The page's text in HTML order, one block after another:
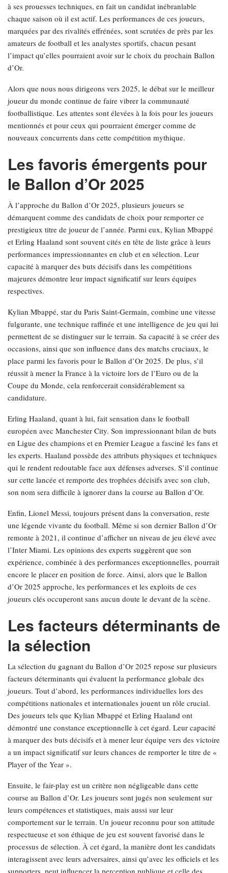
à ses prouesses techniques, en fait un candidat inébranlable
chaque saison où il est actif. Les performances de ces joueurs,
marquées par des rivalités effrénées, sont scrutées de près par les
amateurs de football et les analystes sportifs, chacun pesant
l’impact qu’elles pourraient avoir sur le choix du prochain Ballon
d’Or.
Alors que nous nous dirigeons vers 2025, le débat sur le meilleur
joueur du monde continue de faire vibrer la communauté
footballistique. Les attentes sont élevées à la fois pour les joueurs
mentionnés et pour ceux qui pourraient émerger comme de
nouveaux concurrents dans cette compétition mythique.
Les favoris émergents pour
le Ballon d’Or 2025
À l’approche du Ballon d’Or 2025, plusieurs joueurs se
démarquent comme des candidats de choix pour remporter ce
prestigieux titre de joueur de l’année. Parmi eux, Kylian Mbappé
et Erling Haaland sont souvent cités en tête de liste grâce à leurs
performances impressionnantes en club et en sélection. Leur
capacité à marquer des buts décisifs dans les compétitions
majeures démontre leur impact significatif sur leurs équipes
respectives.
Kylian Mbappé, star du Paris Saint-Germain, combine une vitesse
fulgurante, une technique raffinée et une intelligence de jeu qui lui
permettent de se distinguer sur le terrain. Sa capacité à se créer des
occasions, ainsi que son influence dans des matchs cruciaux, le
place parmi les favoris pour le Ballon d’Or 2025. De plus, s’il
réussit à mener la France à la victoire lors de l’Euro ou de la
Coupe du Monde, cela renforcerait considérablement sa
candidature.
Erling Haaland, quant à lui, fait sensation dans le football
européen avec Manchester City. Son impressionnant bilan de buts
en Ligue des champions et en Premier League a fasciné les fans et
les experts. Haaland possède des attributs physiques et techniques
qui le rendent redoutable face aux défenses adverses. S’il continue
sur cette lancée et remporte des trophées décisifs avec son club,
son nom sera difficile à ignorer dans la course au Ballon d’Or.
Enfin, Lionel Messi, toujours présent dans la conversation, reste
une légende vivante du football. Même si son dernier Ballon d’Or
remonte à 2021, il continue d’afficher un niveau de jeu élevé avec
l’Inter Miami. Les opinions des experts suggèrent que son
expérience, combinée à des performances exceptionnelles, pourrait
encore le placer en position de force. Ainsi, alors que le Ballon
d’Or 2025 approche, les performances et les exploits de ces
joueurs clés occuperont sans aucun doute le devant de la scène.
Les facteurs déterminants de
la sélection
La sélection du gagnant du Ballon d’Or 2025 repose sur plusieurs
facteurs déterminants qui évaluent la performance globale des
joueurs. Tout d’abord, les performances individuelles lors des
compétitions nationales et internationales jouent un rôle crucial.
Des joueurs tels que Kylian Mbappé et Erling Haaland ont
démontré une constance exceptionnelle à cet égard. Leur capacité
à marquer des buts décisifs et à mener leur équipe vers des victoire
a un impact significatif sur leurs chances de remporter le titre de «
Player of the Year ».
Ensuite, le fair-play est un critère non négligeable dans cette
course au Ballon d’Or. Les joueurs sont jugés non seulement sur
leurs compétences et statistiques, mais aussi sur leur
comportement sur le terrain. Un joueur reconnu pour son attitude
respectueuse et son éthique de jeu est souvent favorisé dans le
processus de sélection. À cet égard, la manière dont les candidats
interagissent avec leurs adversaires, ainsi qu’avec les officiels et les